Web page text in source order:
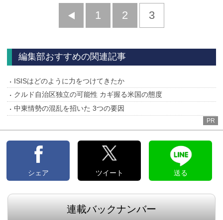
前
1 2 3
編集部おすすめの関連記事
ISISはどのように力をつけてきたか
クルド自治区独立の可能性 カギ握る米国の態度
中東情勢の混乱を招いた 3つの要因
PR
シェア ツイート 送る
連載バックナンバー